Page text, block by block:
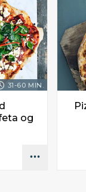
31-60 MIN.
og